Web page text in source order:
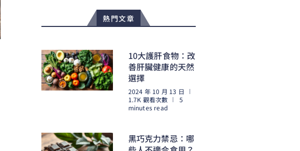
熱門文章
10大護肝食物：改
善肝臟健康的天然
選擇
2024 年 10 月 13 日
1.7K 觀看次數
5
minutes read
黑巧克力禁忌：哪